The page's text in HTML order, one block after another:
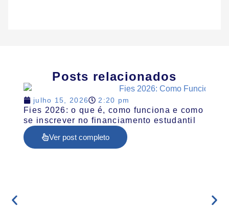
Posts relacionados
julho 15, 2026 2:20 pm
Fies 2026: o que é, como funciona e como
se inscrever no financiamento estudantil
Ver post completo